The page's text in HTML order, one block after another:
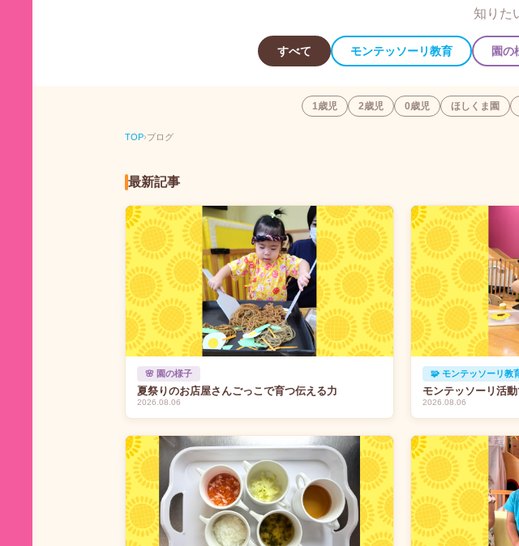
知りた
すべて モンテッソーリ教育 園の
1歳児 2歳児 0歳児 ほしくま園
TOP›ブログ
最新記事
🌸 園の様子
夏祭りのお店屋さんごっこで育つ伝える力
2026.08.06
🧩 モンテッソーリ教
モンテッソーリ活
2026.08.06